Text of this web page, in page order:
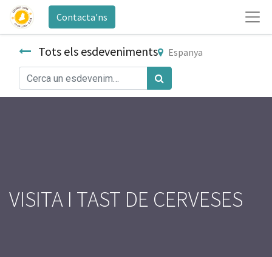
Contacta'ns
Tots els esdeveniments Espanya
VISITA I TAST DE CERVESES